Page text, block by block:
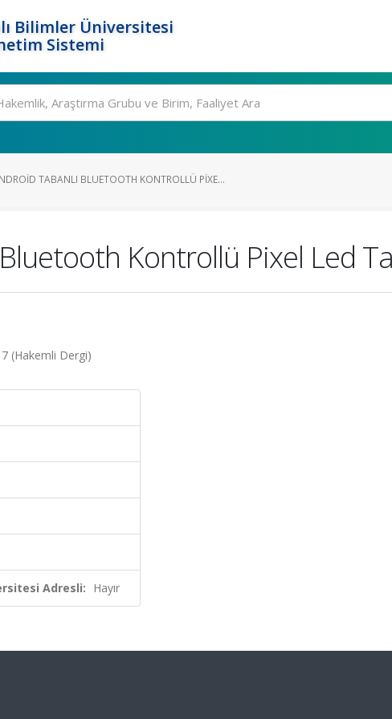
Bilimler Üniversitesi
Sistemi
TABANLI BLUETOOTH KONTROLLÜ PIXE...
Kontrollü Pixel Led
(Hakemli Dergi)
Adresli: Hayır